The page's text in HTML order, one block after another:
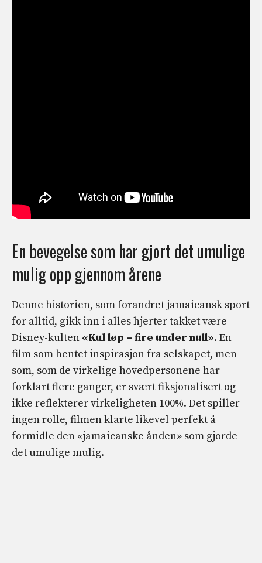
En bevegelse som har gjort det umulige
mulig opp gjennom årene
Denne historien, som forandret jamaicansk sport
for alltid, gikk inn i alles hjerter takket være
Disney-kulten «Kul løp – fire under null». En
film som hentet inspirasjon fra selskapet, men
som, som de virkelige hovedpersonene har
forklart flere ganger, er svært fiksjonalisert og
ikke reflekterer virkeligheten 100%. Det spiller
ingen rolle, filmen klarte likevel perfekt å
formidle den «jamaicanske ånden» som gjorde
det umulige mulig.